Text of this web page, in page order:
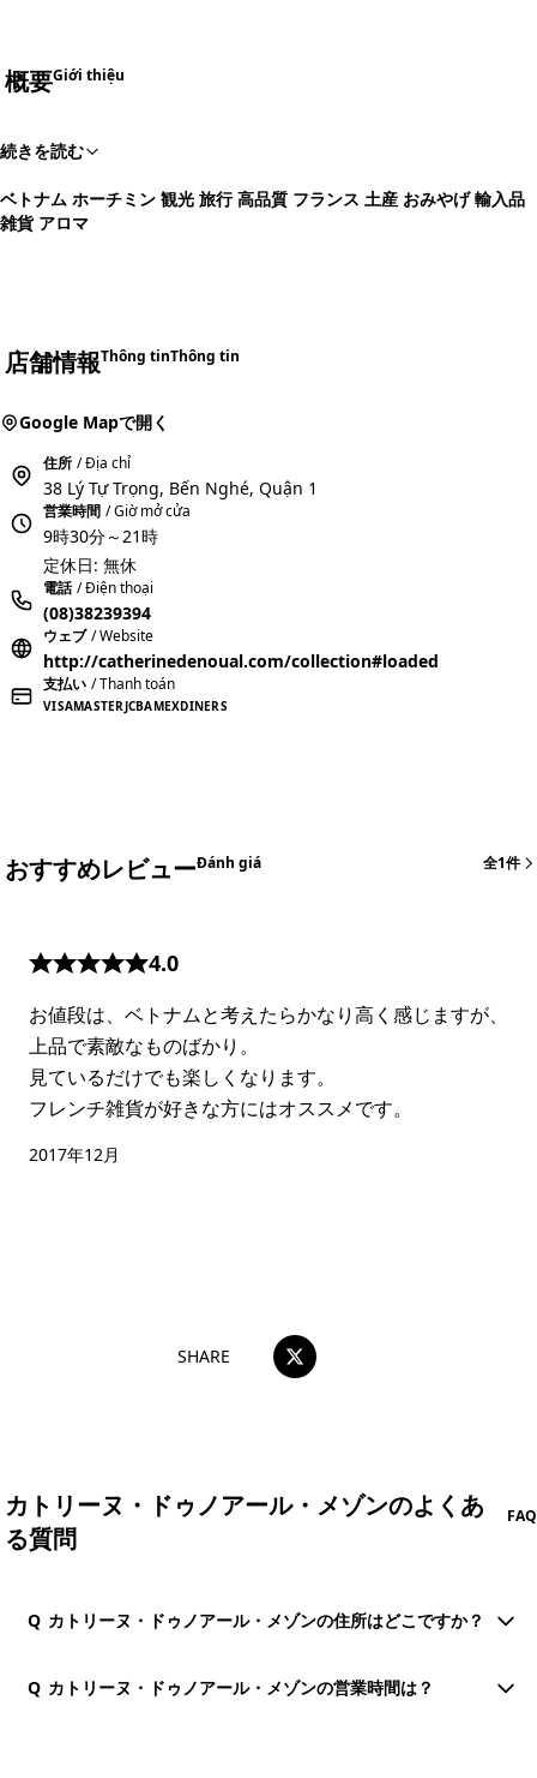
概要Giới thiệu
続きを読む
ベトナム ホーチミン 観光 旅行 高品質 フランス 土産 おみやげ 輸入品
雑貨 アロマ
店舗情報Thông tinThông tin
Google Mapで開く
住所 / Địa chỉ
38 Lý Tự Trọng, Bến Nghé, Quận 1
営業時間 / Giờ mở cửa
9時30分～21時
定休日: 無休
電話 / Điện thoại
(08)38239394
ウェブ / Website
http://catherinedenoual.com/collection#loaded
支払い / Thanh toán
VISAMASTERJCBAMEXDINERS
おすすめレビューĐánh giá 全1件
4.0
お値段は、ベトナムと考えたらかなり高く感じますが、
上品で素敵なものばかり。
見ているだけでも楽しくなります。
フレンチ雑貨が好きな方にはオススメです。
2017年12月
SHARE
カトリーヌ・ドゥノアール・メゾンのよくあ
る質問
FAQ
Q カトリーヌ・ドゥノアール・メゾンの住所はどこですか？
Q カトリーヌ・ドゥノアール・メゾンの営業時間は？